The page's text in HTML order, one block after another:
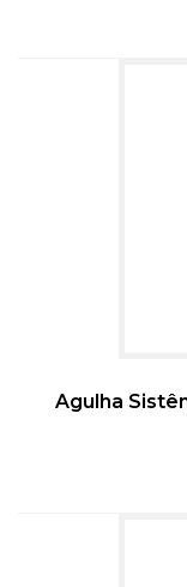
Agulha